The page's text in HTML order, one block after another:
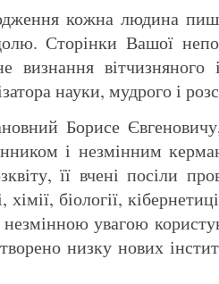
кожна людина
Сторінки Вашої
визнання вітчизняного
науки, мудрого і
Борисе
і незмінним
її вчені посіли
хімії, біології,
увагою
низку нових